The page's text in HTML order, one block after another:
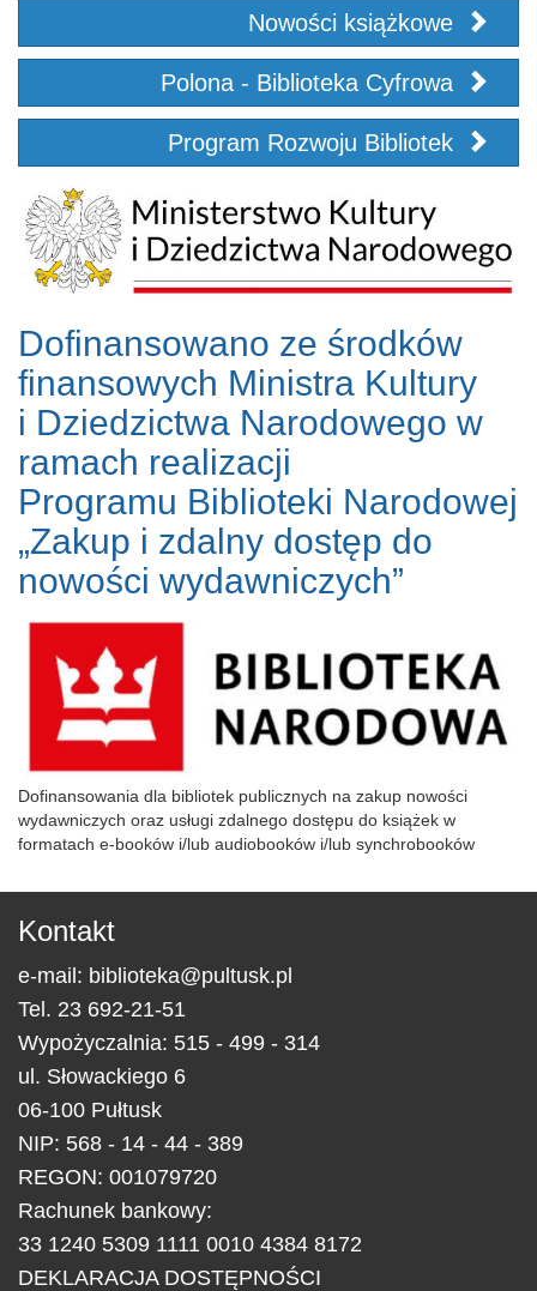
Nowości książkowe
Polona - Biblioteka Cyfrowa
Program Rozwoju Bibliotek
Dofinansowano ze środków
finansowych Ministra Kultury
i Dziedzictwa Narodowego w
ramach realizacji
Programu Biblioteki Narodowej
„Zakup i zdalny dostęp do
nowości wydawniczych”
Dofinansowania dla bibliotek publicznych na zakup nowości
wydawniczych oraz usługi zdalnego dostępu do książek w
formatach e-booków i/lub audiobooków i/lub synchrobooków
Kontakt
e-mail: biblioteka@pultusk.pl
Tel. 23 692-21-51
Wypożyczalnia: 515 - 499 - 314
ul. Słowackiego 6
06-100 Pułtusk
NIP: 568 - 14 - 44 - 389
REGON: 001079720
Rachunek bankowy:
33 1240 5309 1111 0010 4384 8172
DEKLARACJA DOSTĘPNOŚCI